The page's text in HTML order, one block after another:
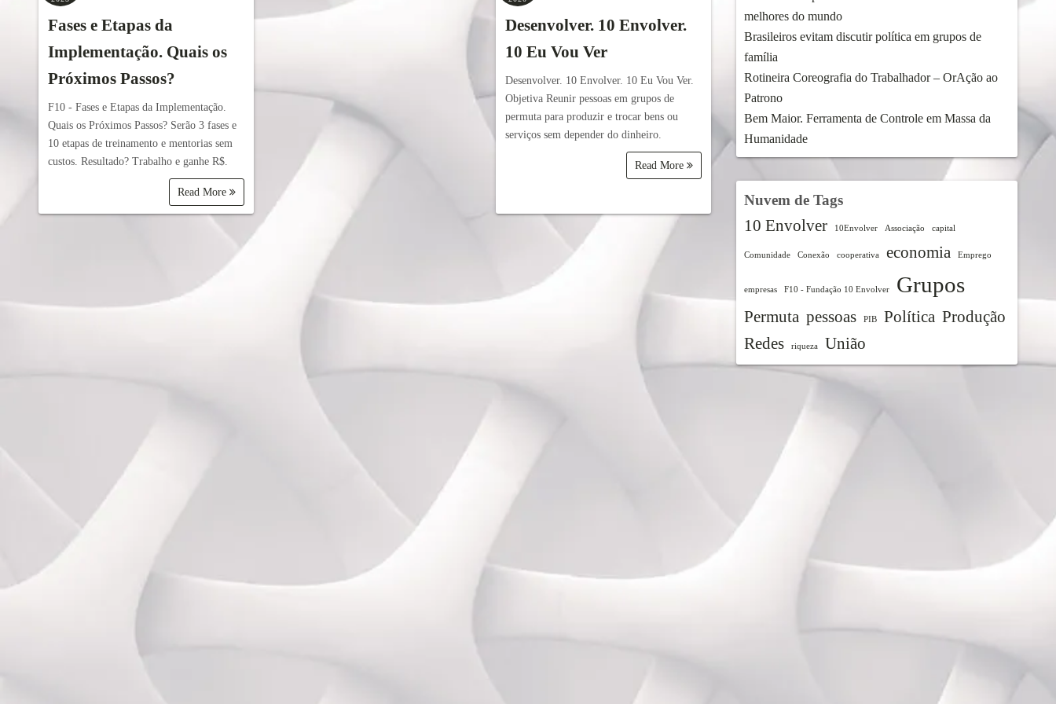
Fases e Etapas da
Implementação. Quais os
Próximos Passos?
F10 - Fases e Etapas da Implementação.
Quais os Próximos Passos? Serão 3 fases e
10 etapas de treinamento e mentorias sem
custos. Resultado? Trabalho e ganhe R$.
Read More
Desenvolver. 10 Envolver.
10 Eu Vou Ver
Desenvolver. 10 Envolver. 10 Eu Vou Ver.
Objetiva Reunir pessoas em grupos de
permuta para produzir e trocar bens ou
serviços sem depender do dinheiro.
Read More
melhores do mundo
Brasileiros evitam discutir política em grupos de
família
Rotineira Coreografia do Trabalhador – OrAção ao
Patrono
Bem Maior. Ferramenta de Controle em Massa da
Humanidade
Nuvem de Tags
10 Envolver 10Envolver Associação capital
Comunidade Conexão cooperativa economia Emprego
empresas F10 - Fundação 10 Envolver Grupos
Permuta pessoas PIB Política Produção
Redes
riqueza União